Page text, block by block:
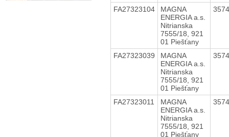
FA27323104
MAGNA
ENERGIA a.s.
Nitrianska
7555/18, 921
01 Piešťany
FA27323039
MAGNA
ENERGIA a.s.
Nitrianska
7555/18, 921
01 Piešťany
FA27323011
MAGNA
ENERGIA a.s.
Nitrianska
7555/18, 921
01 Piešťany